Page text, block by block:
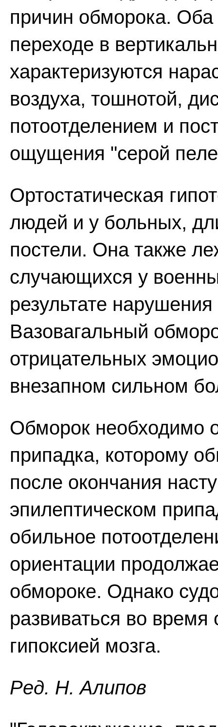
причин обморока. Оба
переходе в
характеризуются
воздуха, тошнотой,
потоотделением и
ощущения "серой
Ортостатическая
людей и у больных,
постели. Она также
случающихся у
результате
Вазовагальный
отрицательных
внезапном сильном
Обморок необходимо
припадка, которому
после окончания
эпилептическом
обильное
ориентации
обмороке. Однако
развиваться во
гипоксией мозга.
Ред. Н. Алипов